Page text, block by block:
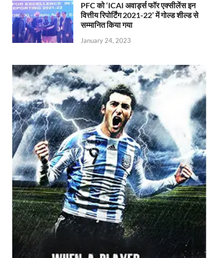
PFC को ‘ICAI अवार्ड्स फॉर एक्सीलेंस इन
वित्तीय रिपोर्टिंग 2021-22’ में गोल्ड शील्ड से
सम्मानित किया गया
January 24, 2023